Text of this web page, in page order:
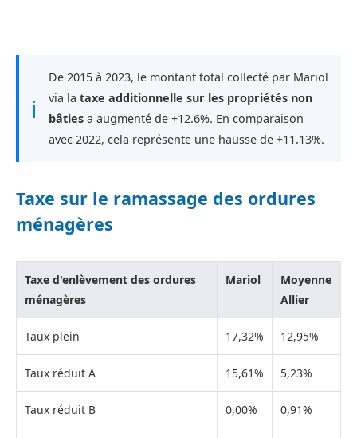
ℹ
De 2015 à 2023, le montant total collecté par Mariol
via la taxe additionnelle sur les propriétés non
bâties a augmenté de +12.6%. En comparaison
avec 2022, cela représente une hausse de +11.13%.
Taxe sur le ramassage des ordures
ménagères
Taxe d'enlèvement des ordures
ménagères
Mariol
Moyenne
Allier
Taux plein 17,32% 12,95%
Taux réduit A 15,61% 5,23%
Taux réduit B 0,00% 0,91%